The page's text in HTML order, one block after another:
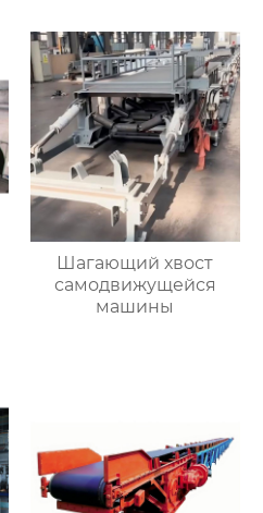
Шагающий хвост
самодвижущейся
машины